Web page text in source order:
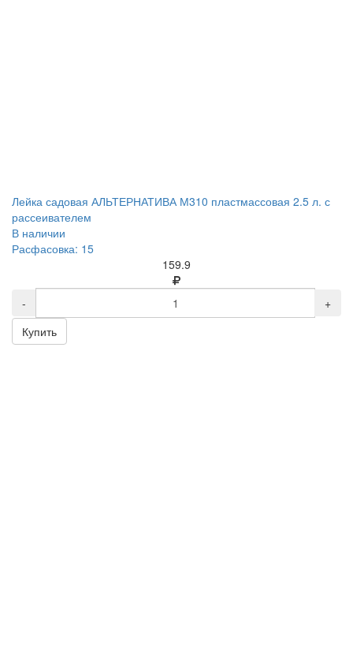
Лейка садовая АЛЬТЕРНАТИВА М310 пластмассовая 2.5 л. с
рассеивателем
В наличии
Расфасовка: 15
159.9
-
+
Купить